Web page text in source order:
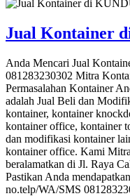
Jual Kontainer
Anda Mencari Jual
081283230302 Mitra
Permasalahan Kontainer
adalah Jual Beli dan
kontainer, kontainer
kontainer office, kontainer
dan modifikasi kontainer
kontainer office. Kami
beralamatkan di Jl. Raya
Pastikan Anda
no.telp/WA/SMS